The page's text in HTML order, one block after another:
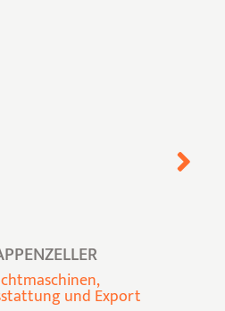
und Export